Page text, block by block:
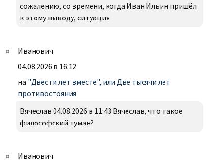
сожалению, со времени, когда Иван Ильин пришёл
к этому выводу, ситуация
Иванович
04.08.2026 в 16:12
на "Двести лет вместе", или Две тысячи лет
противостояния
Вячеслав 04.08.2026 в 11:43 Вячеслав, что такое
философский туман?
Иванович